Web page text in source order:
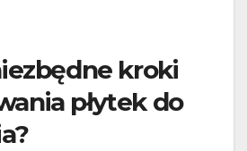
kroki
płytek do